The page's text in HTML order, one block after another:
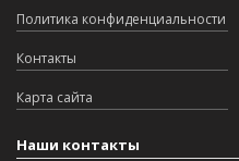
Политика конфиденциальности
Контакты
Карта сайта
Наши контакты